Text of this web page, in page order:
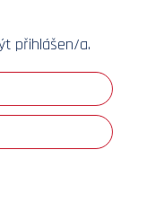
přihlášen/a.